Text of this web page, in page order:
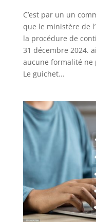
C’est par un un
que le ministère de
la procédure de
31 décembre 2024.
aucune formalité ne
Le guichet...